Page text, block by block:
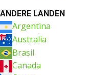
ANDERE LANDEN
Argentina
Australia
Brasil
Canada